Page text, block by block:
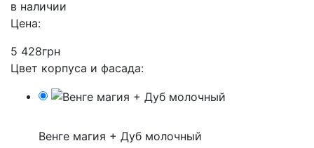
в наличии
Цена:
5 428грн
Цвет корпуса и фасада:
Венге магия + Дуб молочный